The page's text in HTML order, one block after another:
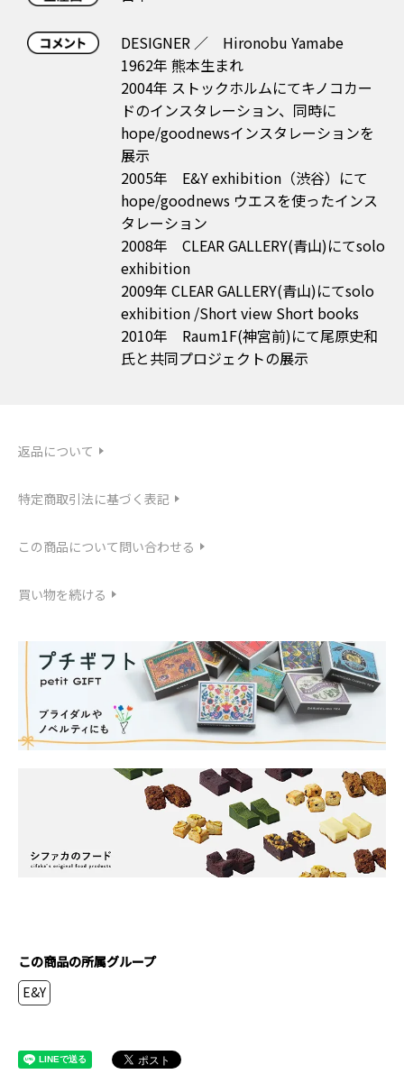
DESIGNER ／ Hironobu Yamabe
1962年 熊本生まれ
2004年 ストックホルムにてキノコカー
ドのインスタレーション、同時に
hope/goodnewsインスタレーションを
展示
2005年 E&Y exhibition（渋谷）にて
hope/goodnews ウエスを使ったインス
タレーション
2008年 CLEAR GALLERY(青山)にてsolo
exhibition
2009年 CLEAR GALLERY(青山)にてsolo
exhibition /Short view Short books
2010年 Raum1F(神宮前)にて尾原史和
氏と共同プロジェクトの展示
返品について
特定商取引法に基づく表記
この商品について問い合わせる
買い物を続ける
この商品の所属グループ
E&Y